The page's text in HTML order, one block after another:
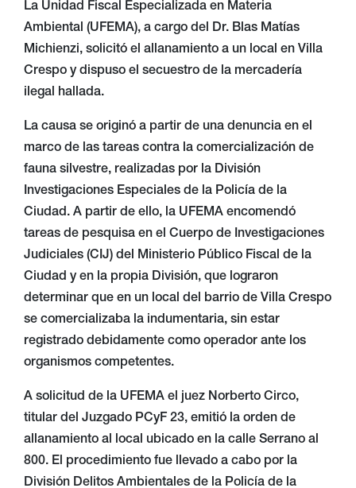
La Unidad Fiscal Especializada en Materia
Ambiental (UFEMA), a cargo del Dr. Blas Matías
Michienzi, solicitó el allanamiento a un local en Villa
Crespo y dispuso el secuestro de la mercadería
ilegal hallada.
La causa se originó a partir de una denuncia en el
marco de las tareas contra la comercialización de
fauna silvestre, realizadas por la División
Investigaciones Especiales de la Policía de la
Ciudad. A partir de ello, la UFEMA encomendó
tareas de pesquisa en el Cuerpo de Investigaciones
Judiciales (CIJ) del Ministerio Público Fiscal de la
Ciudad y en la propia División, que lograron
determinar que en un local del barrio de Villa Crespo
se comercializaba la indumentaria, sin estar
registrado debidamente como operador ante los
organismos competentes.
A solicitud de la UFEMA el juez Norberto Circo,
titular del Juzgado PCyF 23, emitió la orden de
allanamiento al local ubicado en la calle Serrano al
800. El procedimiento fue llevado a cabo por la
División Delitos Ambientales de la Policía de la